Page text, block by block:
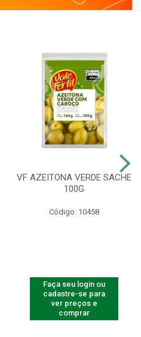
VF AZEITONA VERDE SACHE
100G
Código: 10458
Faça seu login ou
cadastre-se para
ver preços e
comprar